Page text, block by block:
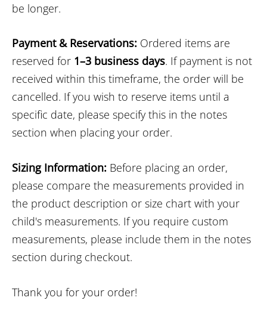
be longer.
Payment & Reservations: Ordered items are
reserved for 1–3 business days. If payment is not
received within this timeframe, the order will be
cancelled. If you wish to reserve items until a
specific date, please specify this in the notes
section when placing your order.
Sizing Information: Before placing an order,
please compare the measurements provided in
the product description or size chart with your
child's measurements. If you require custom
measurements, please include them in the notes
section during checkout.
Thank you for your order!